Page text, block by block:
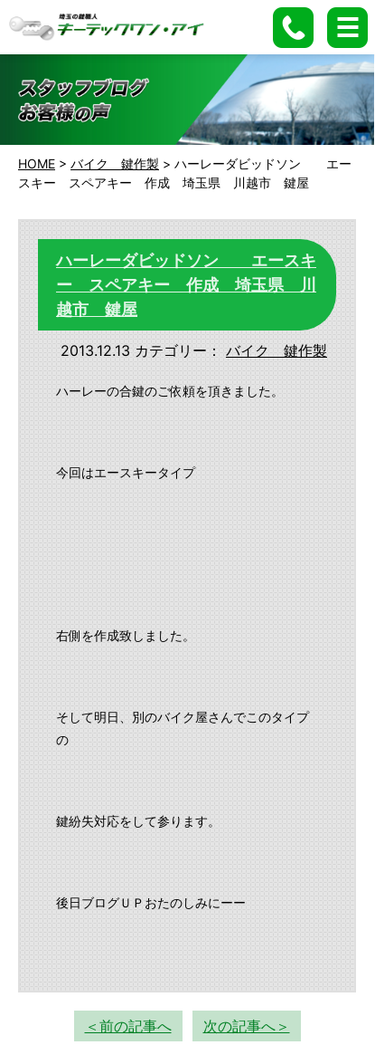
HOME > バイク 鍵作製 > ハーレーダビッドソン エー
スキー スペアキー 作成 埼玉県 川越市 鍵屋
ハーレーダビッドソン エースキ
ー スペアキー 作成 埼玉県 川
越市 鍵屋
2013.12.13 カテゴリー： バイク 鍵作製
ハーレーの合鍵のご依頼を頂きました。
今回はエースキータイプ
右側を作成致しました。
そして明日、別のバイク屋さんでこのタイプ
の
鍵紛失対応をして参ります。
後日ブログＵＰおたのしみにーー
＜前の記事へ 次の記事へ＞